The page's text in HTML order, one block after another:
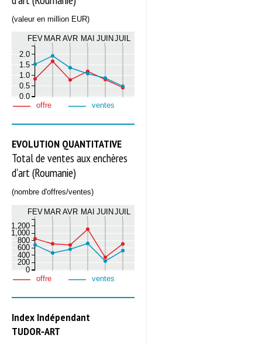
(valeur en million EUR)
FEV MAR AVR MAI JUIN JUIL
0.0
0.5
1.0
1.5
2.0
offre ventes
EVOLUTION QUANTITATIVE
Total de ventes aux enchères
d'art (Roumanie)
(nombre d'offres/ventes)
FEV MAR AVR MAI JUIN JUIL
0
200
400
600
800
1,000
1,200
offre ventes
Index Indépendant
TUDOR‑ART